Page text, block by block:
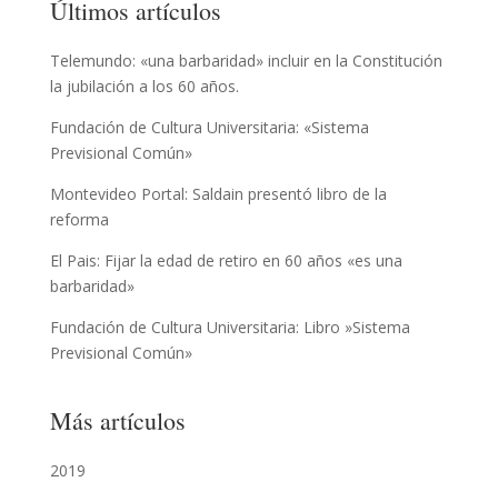
Últimos artículos
Telemundo: «una barbaridad» incluir en la Constitución
la jubilación a los 60 años.
Fundación de Cultura Universitaria: «Sistema
Previsional Común»
Montevideo Portal: Saldain presentó libro de la
reforma
El Pais: Fijar la edad de retiro en 60 años «es una
barbaridad»
Fundación de Cultura Universitaria: Libro »Sistema
Previsional Común»
Más artículos
2019